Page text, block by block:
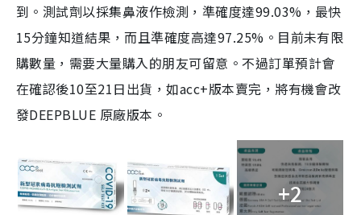
到。測試劑以採集鼻液作檢測，準確度達99.03%，最快
15分鐘知道結果，而且準確度高達97.25%。目前未有限
購數量，需要大量購入的朋友可留意。不過訂單預計會
在確認後10至21日出貨，如acc+版本賣完，將有機會改
發DEEPBLUE 原廠版本。
+2